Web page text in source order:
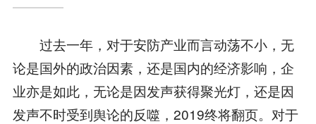
过去一年，对于安防产业而言动荡不小，无
论是国外的政治因素，还是国内的经济影响，企
业亦是如此，无论是因发声获得聚光灯，还是因
发声不时受到舆论的反噬，2019终将翻页。对于